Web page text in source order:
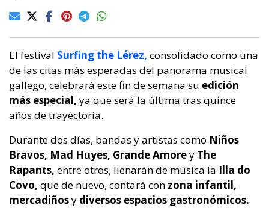
El festival Surfing the Lérez, consolidado como una
de las citas más esperadas del panorama musical
gallego, celebrará este fin de semana su edición
más especial, ya que será la última tras quince
años de trayectoria.
Durante dos días, bandas y artistas como Niños
Bravos, Mad Huyes, Grande Amorey The
Rapants, entre otros, llenarán de música la Illa do
Covo, que de nuevo, contará con zona infantil,
mercadiñosy diversos espacios gastronómicos.